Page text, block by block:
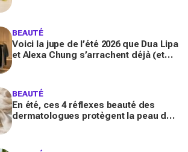
BEAUTÉ
Voici la jupe de l’été 2026 que Dua Lipa
et Alexa Chung s’arrachent déjà (et
BEAUTÉ
En été, ces 4 réflexes beauté des
dermatologues protègent la peau des